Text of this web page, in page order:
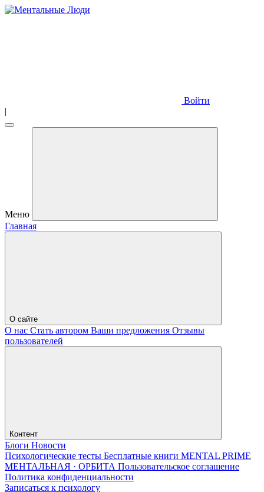
Войти
|
Меню
Главная
О сайте
О нас Стать автором Ваши предложения Отзывы
пользователей
Контент
Блоги Новости
Психологические тесты Бесплатные книги MENTAL PRIME
МЕНТАЛЬНАЯ · ОРБИТА Пользовательское соглашение
Политика конфиденциальности
Записаться к психологу